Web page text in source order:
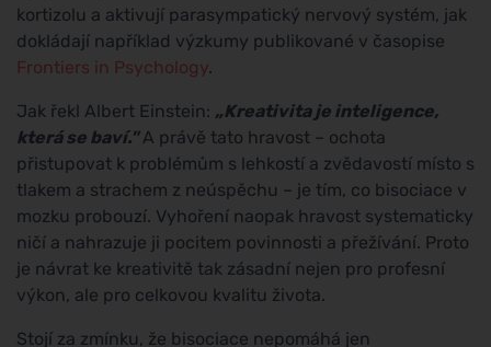
kortizolu a aktivují parasympatický nervový systém, jak
dokládají například výzkumy publikované v časopise
Frontiers in Psychology.
Jak řekl Albert Einstein: „Kreativita je inteligence,
která se baví."A právě tato hravost – ochota
přistupovat k problémům s lehkostí a zvědavostí místo s
tlakem a strachem z neúspěchu – je tím, co bisociace v
mozku probouzí. Vyhoření naopak hravost systematicky
ničí a nahrazuje ji pocitem povinnosti a přežívání. Proto
je návrat ke kreativitě tak zásadní nejen pro profesní
výkon, ale pro celkovou kvalitu života.
Stojí za zmínku, že bisociace nepomáhá jen